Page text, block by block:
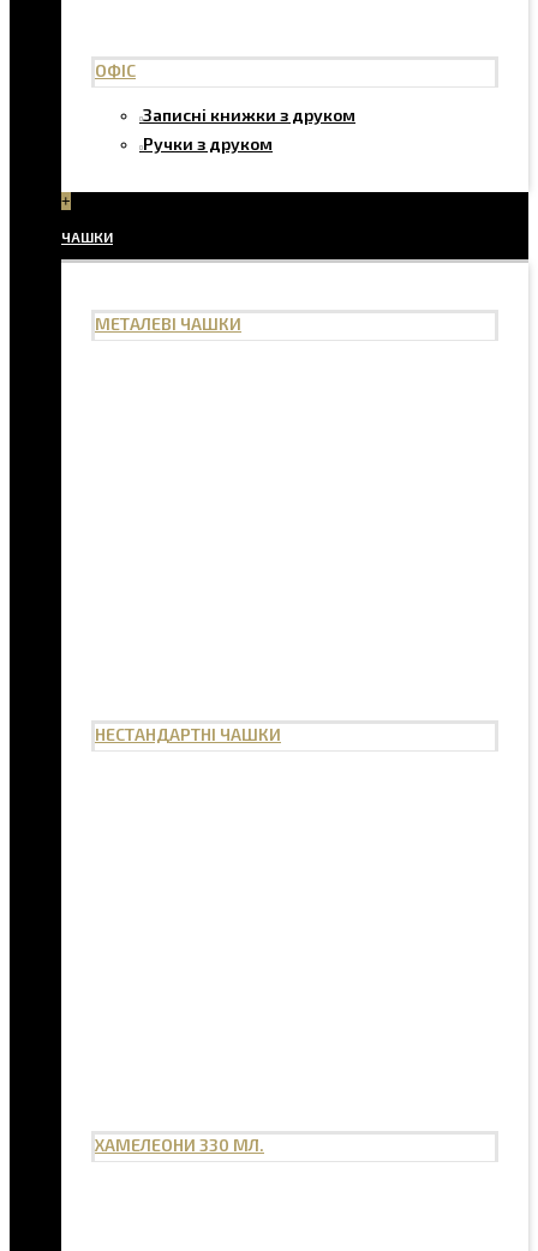
ОФІС
Записні книжки з друком
Ручки з друком
+
ЧАШКИ
МЕТАЛЕВІ ЧАШКИ
НЕСТАНДАРТНІ ЧАШКИ
ХАМЕЛЕОНИ 330 МЛ.